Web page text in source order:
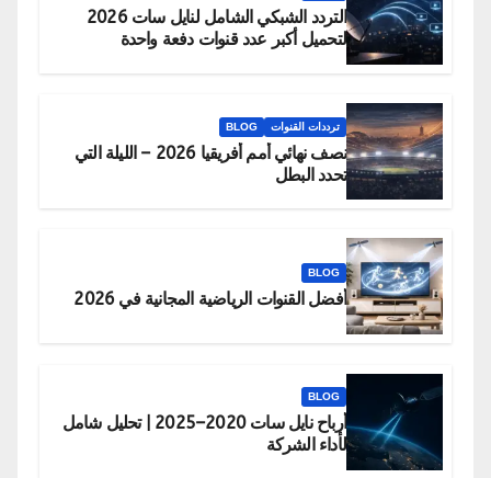
التردد الشبكي الشامل لنايل سات 2026
لتحميل أكبر عدد قنوات دفعة واحدة
ترددات القنوات BLOG
نصف نهائي أمم أفريقيا 2026 – الليلة التي
تحدد البطل
BLOG
أفضل القنوات الرياضية المجانية في 2026
BLOG
أرباح نايل سات 2020–2025 | تحليل شامل
لأداء الشركة